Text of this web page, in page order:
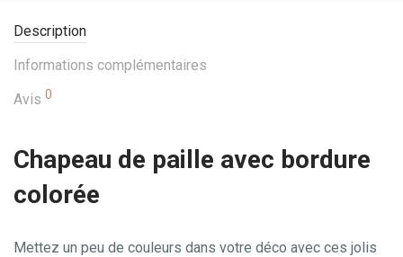
Description
Informations complémentaires
Avis 0
Chapeau de paille avec bordure
colorée
Mettez un peu de couleurs dans votre déco avec ces jolis